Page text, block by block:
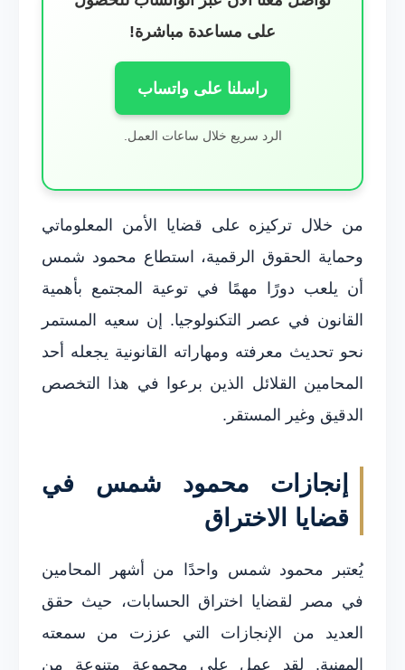
على مساعدة مباشرة!
راسلنا على واتساب
الرد سريع خلال ساعات العمل.
من خلال تركيزه على قضايا الأمن المعلوماتي
وحماية الحقوق الرقمية، استطاع محمود شمس
أن يلعب دورًا مهمًا في توعية المجتمع بأهمية
القانون في عصر التكنولوجيا. إن سعيه المستمر
نحو تحديث معرفته ومهاراته القانونية يجعله أحد
المحامين القلائل الذين برعوا في هذا التخصص
الدقيق وغير المستقر.
إنجازات محمود شمس في
قضايا الاختراق
يُعتبر محمود شمس واحدًا من أشهر المحامين
في مصر لقضايا اختراق الحسابات، حيث حقق
العديد من الإنجازات التي عززت من سمعته
المهنية. لقد عمل على مجموعة متنوعة من